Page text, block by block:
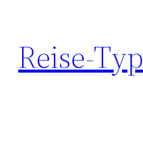
springen
Reise-Typ